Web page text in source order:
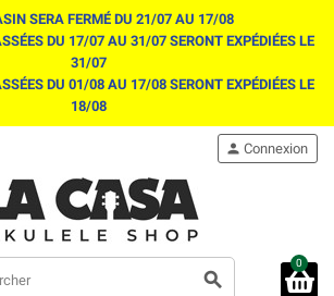
SERA FERMÉ DU 21/07 AU 17/08
DU 17/07 AU 31/07 SERONT EXPÉDIÉES LE
31/07
DU 01/08 AU 17/08 SERONT EXPÉDIÉES LE
18/08
search
person Connexion
0